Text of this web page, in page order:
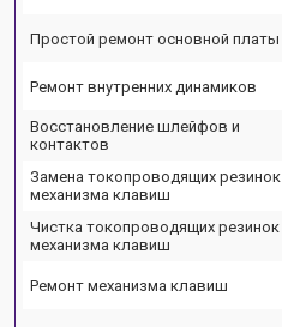
Простой ремонт основной платы
Ремонт внутренних динамиков
Восстановление шлейфов и
контактов
Замена токопроводящих резинок
механизма клавиш
Чистка токопроводящих резинок
механизма клавиш
Ремонт механизма клавиш